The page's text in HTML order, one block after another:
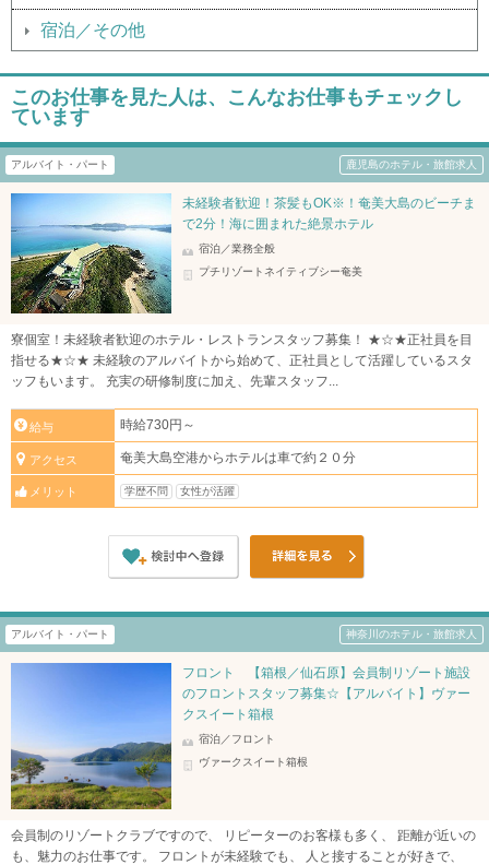
宿泊／その他
このお仕事を見た人は、こんなお仕事もチェックし
ています
アルバイト・パート 鹿児島のホテル・旅館求人
未経験者歓迎！茶髪もOK※！奄美大島のビーチま
で2分！海に囲まれた絶景ホテル
宿泊／業務全般
プチリゾートネイティブシー奄美
寮個室！未経験者歓迎のホテル・レストランスタッフ募集！ ★☆★正社員を目
指せる★☆★ 未経験のアルバイトから始めて、正社員として活躍しているスタ
ッフもいます。 充実の研修制度に加え、先輩スタッフ...
給与 時給730円～
アクセス 奄美大島空港からホテルは車で約２０分
メリット 学歴不問 女性が活躍
アルバイト・パート 神奈川のホテル・旅館求人
フロント 【箱根／仙石原】会員制リゾート施設
のフロントスタッフ募集☆【アルバイト】ヴァー
クスイート箱根
宿泊／フロント
ヴァークスイート箱根
会員制のリゾートクラブですので、 リピーターのお客様も多く、 距離が近いの
も、魅力のお仕事です。 フロントが未経験でも、 人と接することが好きで、